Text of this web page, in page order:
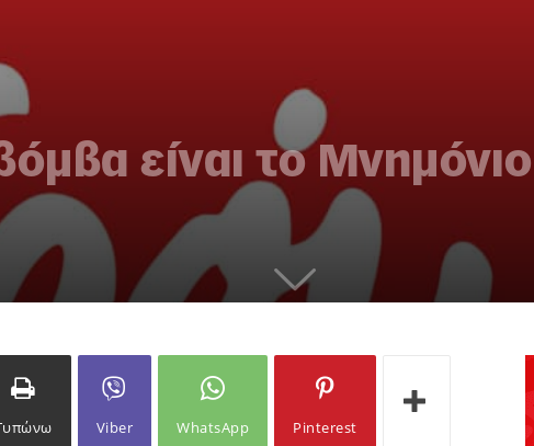
είναι το
Viber WhatsApp Pinterest